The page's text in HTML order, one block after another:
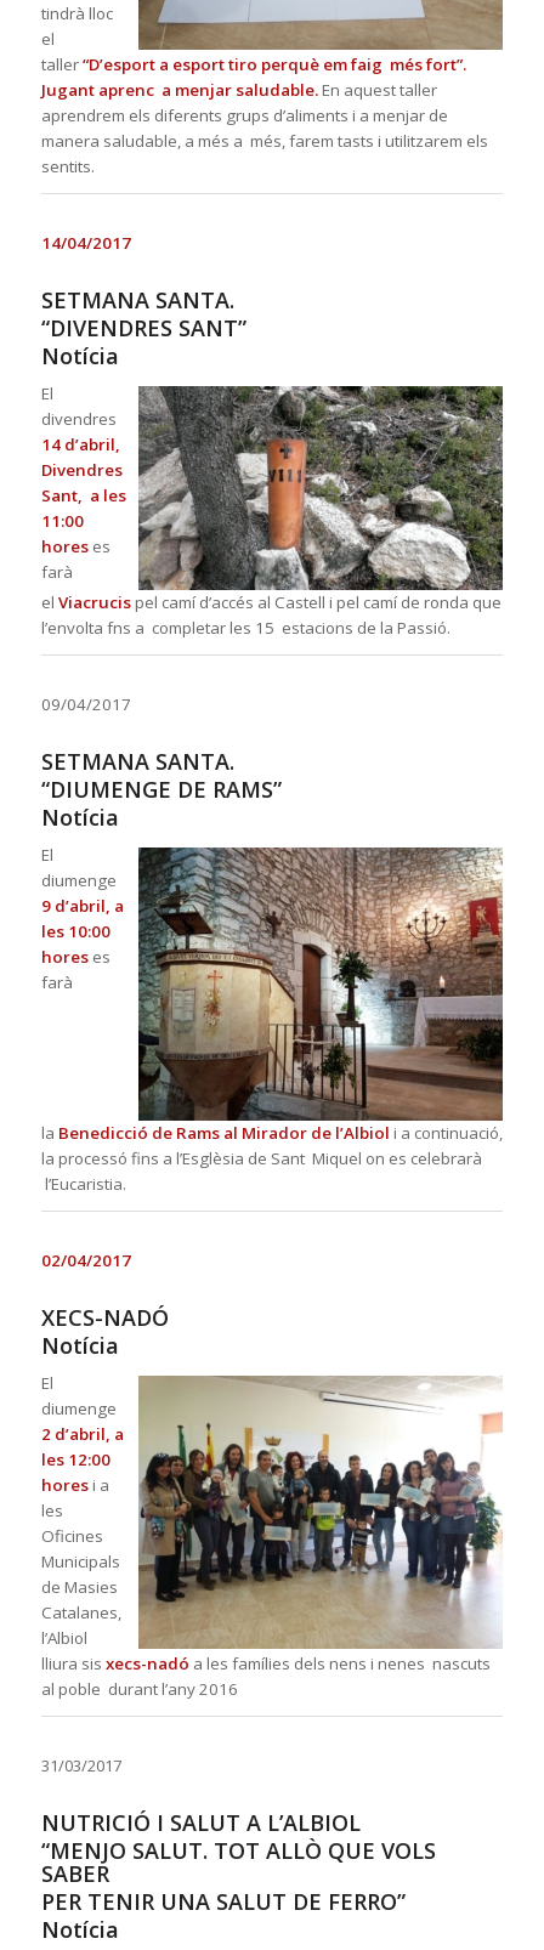
tindrà lloc
el
taller“D’esport a esport tiro perquè em faig mésfort”.
Jugant aprenc a menjar saludable.En aquest taller
aprendrem els diferents grups d’aliments i a menjar de
manera saludable, a més a més, farem tasts i utilitzarem els
sentits.
14/04/2017
SETMANA SANTA.
“DIVENDRES SANT”
Notícia
El
divendres
14 d’abril,
Divendres
Sant, a les
11:00
horeses
farà
el Viacrucispel camí d’accés al Castell i pel camí de ronda que
l’envolta fns a completar les 15 estacions de la Passió.
09/04/2017
SETMANA SANTA.
“DIUMENGE DE RAMS”
Notícia
El
diumenge
9 d’abril, a
les 10:00
horeses
farà
la Benedicció de Rams al Mirador de l’Albiol i a continuació,
la processó fins a l’Esglèsia de Sant Miquel on es celebrarà
l’Eucaristia.
02/04/2017
XECS-NADÓ
Notícia
El
diumenge
2 d’abril, a
les 12:00
horesi a
les
Oficines
Municipals
de Masies
Catalanes,
l’Albiol
lliura sis xecs-nadó a les famílies dels nens i nenes nascuts
al poble durant l’any 2016
31/03/2017
NUTRICIÓ I SALUT A L’ALBIOL
“MENJO SALUT. TOT ALLÒ QUE VOLS
SABER
PER TENIR UNA SALUT DE FERRO”
Notícia